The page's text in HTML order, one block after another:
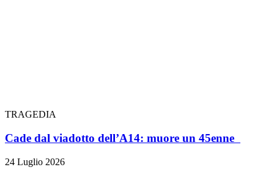
TRAGEDIA
Cade dal viadotto dell’A14: muore un 45enne
24 Luglio 2026